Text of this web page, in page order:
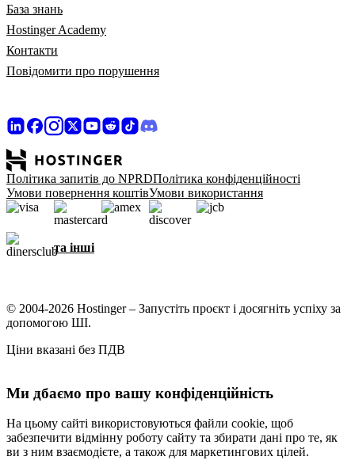
База знань
Hostinger Academy
Контакти
Повідомити про порушення
Політика запитів до NPRDПолітика конфіденційності
Умови повернення коштівУмови використання
та інші
© 2004-2026 Hostinger – Запустіть проєкт і досягніть успіху за
допомогою ШІ.
Ціни вказані без ПДВ
Ми дбаємо про вашу конфіденційність
На цьому сайті використовуються файли cookie, щоб
забезпечити відмінну роботу сайту та збирати дані про те, як
ви з ним взаємодієте, а також для маркетингових цілей.